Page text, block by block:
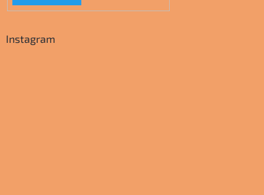
Instagram